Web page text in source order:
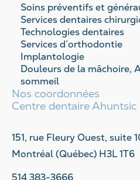
Soins préventifs et
Services dentaires
Technologies dentaires
Services d’orthodontie
Implantologie
Douleurs de la mâchoire,
sommeil
Nos coordonnées
Centre dentaire Ahuntsic
151, rue Fleury Ouest, suite
Montréal (Québec) H3L 1T6
514 383-3666